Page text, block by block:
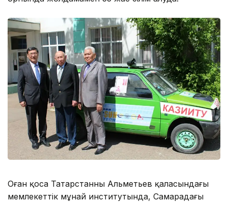
Оған қоса Татарстанның Альметьев қаласындағы
мемлекеттік мұнай институтында, Самарадағы